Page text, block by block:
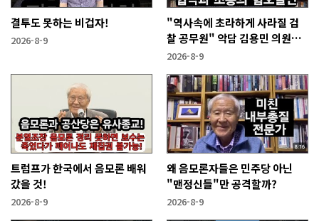
결투도 못하는 비겁자!
2026-8-9
"역사속에 초라하게 사라질 검
찰 공무원" 악담 김용민 의원에
게!
2026-8-9
트럼프가 한국에서 음모론 배워
갔을 것!
2026-8-9
왜 음모론자들은 민주당 아닌
"맨정신들"만 공격할까?
2026-8-9